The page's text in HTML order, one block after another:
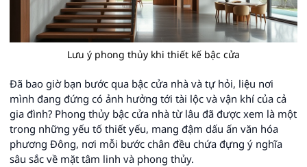
Lưu ý phong thủy khi thiết kế bậc cửa
Đã bao giờ bạn bước qua bậc cửa nhà và tự hỏi, liệu nơi
mình đang đứng có ảnh hưởng tới tài lộc và vận khí của cả
gia đình? Phong thủy bậc cửa nhà từ lâu đã được xem là một
trong những yếu tố thiết yếu, mang đậm dấu ấn văn hóa
phương Đông, nơi mỗi bước chân đều chứa đựng ý nghĩa
sâu sắc về mặt tâm linh và phong thủy.